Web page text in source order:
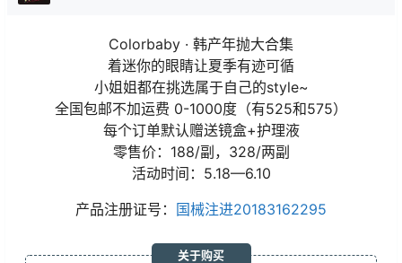
Colorbaby · 韩产年抛大合集
着迷你的眼睛让夏季有迹可循
小姐姐都在挑选属于自己的style~
全国包邮不加运费 0-1000度（有525和575）
每个订单默认赠送镜盒+护理液
零售价：188/副，328/两副
活动时间：5.18—6.10
产品注册证号： 国械注进20183162295
关于购买